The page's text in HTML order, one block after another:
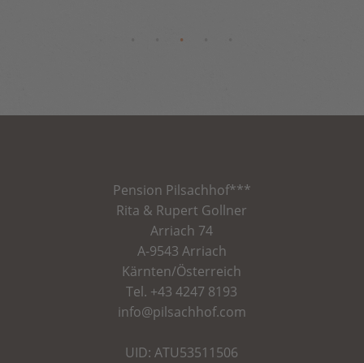
Pension Pilsachhof***
Rita & Rupert Gollner
Arriach 74
A-9543 Arriach
Kärnten/Österreich
Tel. +43 4247 8193
info@pilsachhof.com
UID: ATU53511506